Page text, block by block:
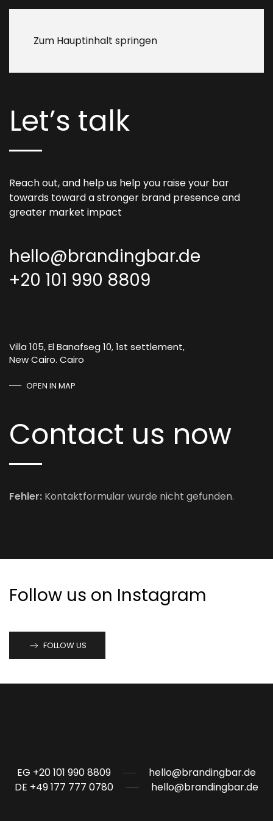
Zum Hauptinhalt springen
Let’s talk
Reach out, and help us help you raise your bar
towards toward a stronger brand presence and
greater market impact
hello@brandingbar.de
+20 101 990 8809
Villa 105, El Banafseg 10, 1st settlement,
New Cairo. Cairo
OPEN IN MAP
Contact us now
Fehler: Kontaktformular wurde nicht gefunden.
Follow us on Instagram
FOLLOW US
EG +20 101 990 8809
hello@brandingbar.de
DE +49 177 777 0780
hello@brandingbar.de